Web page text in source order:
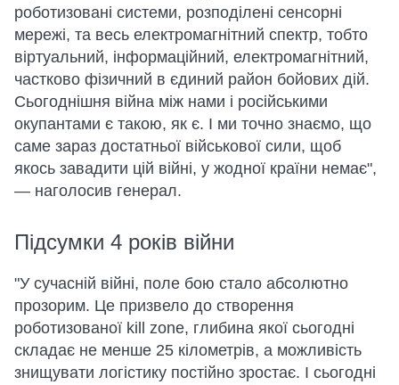
роботизовані системи, розподілені сенсорні
мережі, та весь електромагнітний спектр, тобто
віртуальний, інформаційний, електромагнітний,
частково фізичний в єдиний район бойових дій.
Сьогоднішня війна між нами і російськими
окупантами є такою, як є. І ми точно знаємо, що
саме зараз достатньої військової сили, щоб
якось завадити цій війні, у жодної країни немає",
— наголосив генерал.
Підсумки 4 років війни
"У сучасній війні, поле бою стало абсолютно
прозорим. Це призвело до створення
роботизованої kill zone, глибина якої сьогодні
складає не менше 25 кілометрів, а можливість
знищувати логістику постійно зростає. І сьогодні